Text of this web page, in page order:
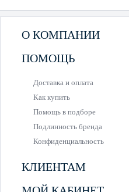
О КОМПАНИИ
ПОМОЩЬ
Доставка и оплата
Как купить
Помощь в подборе
Подлинность бренда
Конфиденциальность
КЛИЕНТАМ